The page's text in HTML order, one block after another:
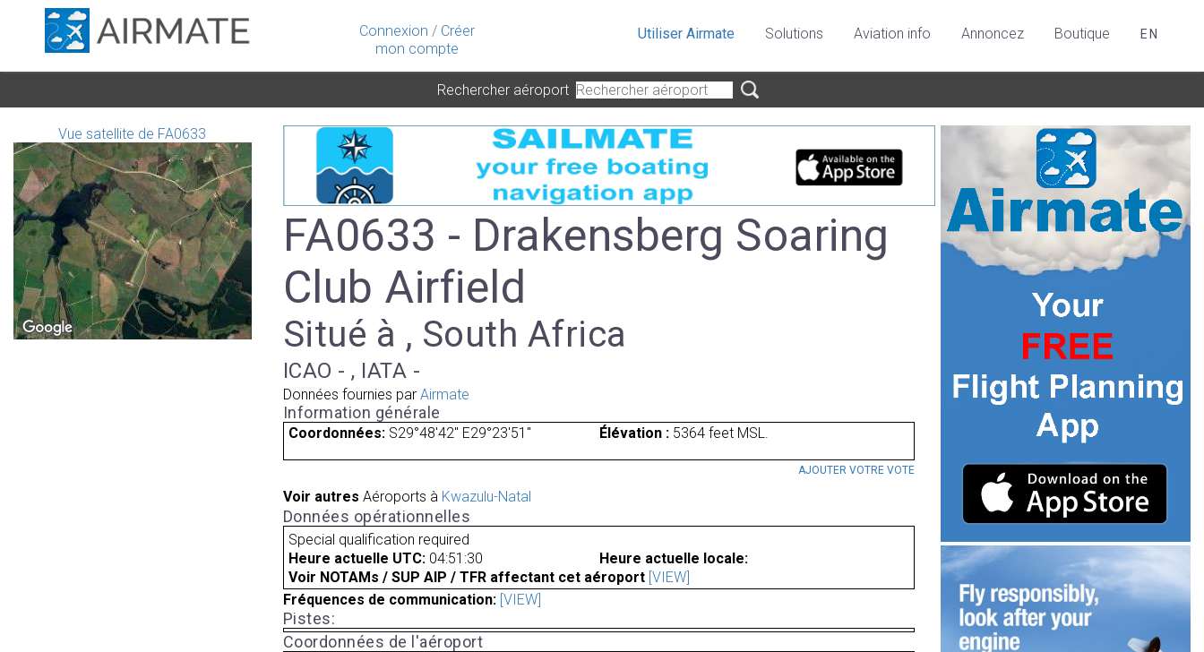
Connexion / Créer
mon compte
Utiliser Airmate Solutions Aviation info Annoncez Boutique EN
Rechercher aéroport
Vue satellite de FA0633
FA0633 - Drakensberg Soaring
Club Airfield
Situé à , South Africa
ICAO - , IATA -
Données fournies par Airmate
Information générale
Coordonnées: S29°48'42" E29°23'51" Élévation :5364 feet MSL.
AJOUTER VOTRE VOTE
Voir autres Aéroports à Kwazulu-Natal
Données opérationnelles
Special qualification required
Heure actuelle UTC: 04:51:30
Heure actuelle locale:
Voir NOTAMs / SUP AIP / TFR affectant cet aéroport [VIEW]
Fréquences de communication: [VIEW]
Pistes:
Coordonnées de l'aéroport